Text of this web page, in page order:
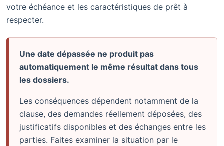
votre échéance et les caractéristiques de prêt à
respecter.
Une date dépassée ne produit pas
automatiquement le même résultat dans tous
les dossiers.
Les conséquences dépendent notamment de la
clause, des demandes réellement déposées, des
justificatifs disponibles et des échanges entre les
parties. Faites examiner la situation par le